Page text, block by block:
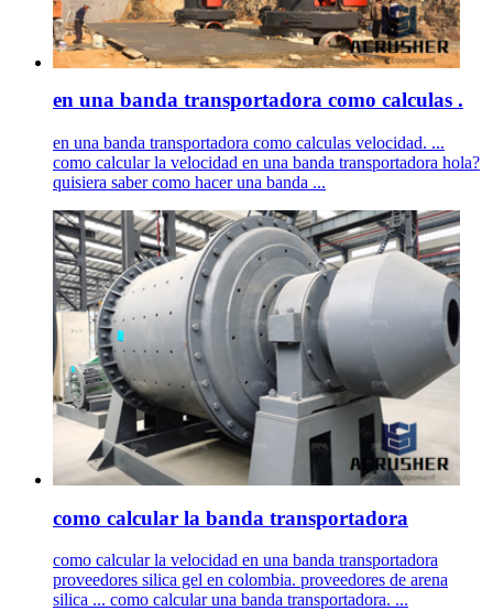
en una banda transportadora como calculas .
en una banda transportadora como calculas velocidad. ...
como calcular la velocidad en una banda transportadora hola?
quisiera saber como hacer una banda ...
como calcular la banda transportadora
como calcular la velocidad en una banda transportadora
proveedores silica gel en colombia. proveedores de arena
silica ... como calcular una banda transportadora. ...